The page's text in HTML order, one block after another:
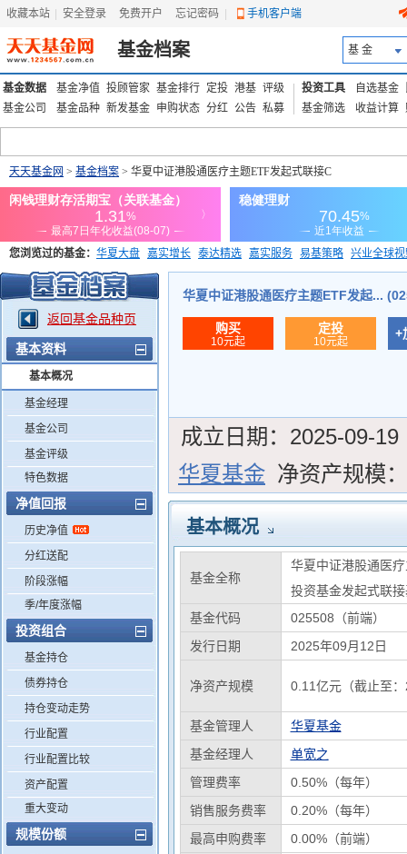
收藏本站 安全登录 免费开户 忘记密码 手机客户端
基金档案 基 金
基金数据 基金净值 投顾管家 基金排行 定投 港基 评级
基金公司
基金品种 新发基金 申购状态 分红 公告 私募
投资工具 自选基金
基金筛选
收益计算
天天基金网 > 基金档案 > 华夏中证港股通医疗主题ETF发起式联接C
您浏览过的基金： 华夏大盘 嘉实增长 泰达精选 嘉实服务 易基策略 兴业全球
添富优势 华安宏利 上证180价值ETF
返回基金品种页
基本资料
基本概况
基金经理
基金公司
基金评级
特色数据
净值回报
历史净值
分红送配
阶段涨幅
季/年度涨幅
投资组合
基金持仓
债券持仓
持仓变动走势
行业配置
行业配置比较
资产配置
重大变动
规模份额
华夏中证港股通医疗主题ETF发起...
购买
10元起
定投
10元起
+
成立日期： 2025-09-19
华夏基金 净资产规模：
基本概况
基金全称
华夏中证港股通医
投资基金发起式联
基金代码
025508（前端）
发行日期
2025年09月12日
净资产规模 0.11亿元（截止至
基金管理人
华夏基金
基金经理人
单宽之
管理费率
0.50%（每年）
销售服务费率
0.20%（每年）
最高申购费率
0.00%（前端）